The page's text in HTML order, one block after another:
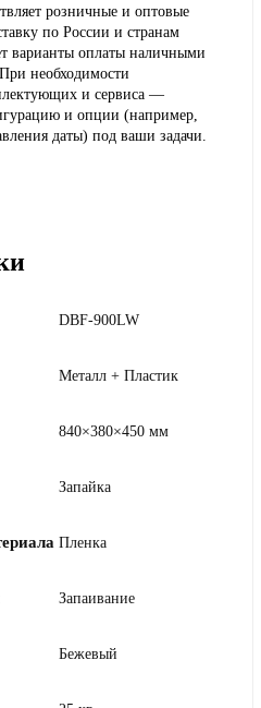
розничные и оптовые
по России и странам
варианты оплаты наличными
необходимости
и сервиса —
и опции (например,
даты) под ваши задачи.
DBF-900LW
Металл + Пластик
840×380×450 мм
Запайка
Пленка
Запаивание
Бежевый